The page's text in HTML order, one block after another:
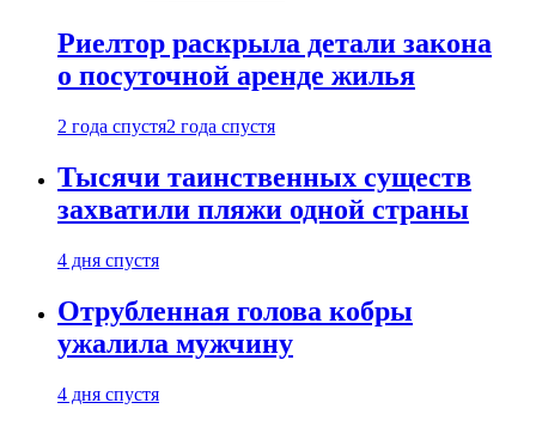
Риелтор раскрыла детали закона
о посуточной аренде жилья
2 года спустя2 года спустя
Тысячи таинственных существ
захватили пляжи одной страны
4 дня спустя
Отрубленная голова кобры
ужалила мужчину
4 дня спустя